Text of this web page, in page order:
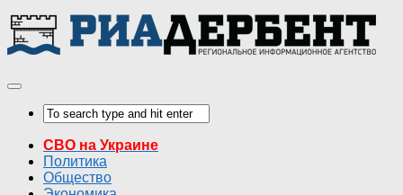
СВО на Украине
Политика
Общество